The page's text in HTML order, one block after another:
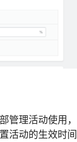
管理活动使用
活动的生效时